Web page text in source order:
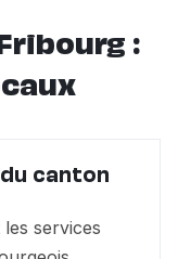
:
canton
services